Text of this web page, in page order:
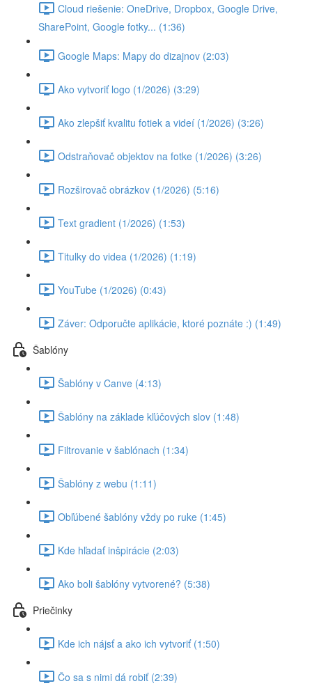
Cloud riešenie: OneDrive, Dropbox, Google Drive,
SharePoint, Google fotky... (1:36)
Google Maps: Mapy do dizajnov (2:03)
Ako vytvoriť logo (1/2026) (3:29)
Ako zlepšiť kvalitu fotiek a videí (1/2026) (3:26)
Odstraňovač objektov na fotke (1/2026) (3:26)
Rozširovač obrázkov (1/2026) (5:16)
Text gradient (1/2026) (1:53)
Titulky do videa (1/2026) (1:19)
YouTube (1/2026) (0:43)
Záver: Odporučte aplikácie, ktoré poznáte :) (1:49)
Šablóny
Šablóny v Canve (4:13)
Šablóny na základe kľúčových slov (1:48)
Filtrovanie v šablónach (1:34)
Šablóny z webu (1:11)
Obľúbené šablóny vždy po ruke (1:45)
Kde hľadať inšpirácie (2:03)
Ako boli šablóny vytvorené? (5:38)
Priečinky
Kde ich nájsť a ako ich vytvoriť (1:50)
Čo sa s nimi dá robiť (2:39)